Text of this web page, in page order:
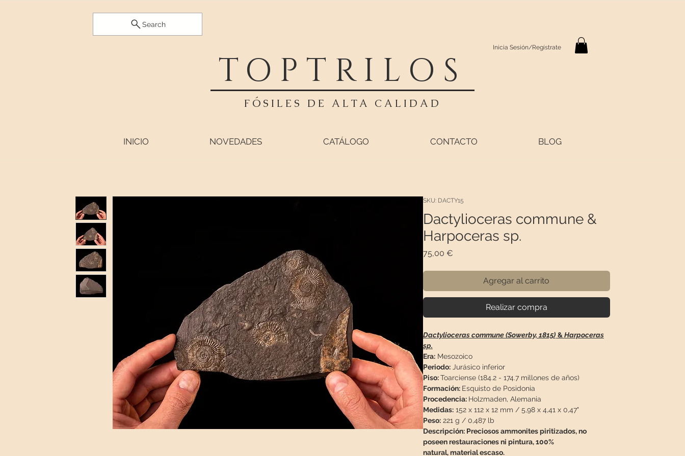
Search
TOPTRILOS
FÓSILES DE ALTA CALIDAD
Inicia Sesión/Regístrate
INICIO NOVEDADES CATÁLOGO CONTACTO BLOG
SKU: DACTY15
Dactylioceras commune &
Harpoceras sp.
75,00 €Precio
Agregar al carrito
Realizar compra
Dactylioceras commune (Sowerby, 1815) &Harpoceras
sp.
Era:Mesozoico
Periodo:Jurásico inferior
Piso:Toarciense (184.2 - 174.7 millones de años)
Formación: Esquisto de Posidonia
Procedencia: Holzmaden, Alemania
Medidas:152 x 112 x 12 mm / 5,98 x 4,41 x 0,47"
Peso:221 g / 0,487 lb
Descripción:Preciosos ammonites piritizados, no
poseen restauraciones ni pintura, 100%
natural, material escaso.